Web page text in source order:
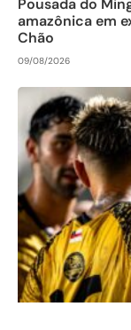
Pousada do
amazônica em
Chão
09/08/2026